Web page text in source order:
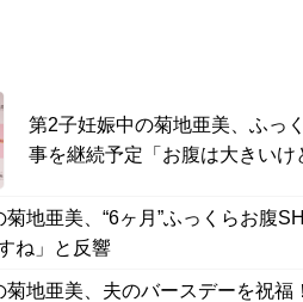
第2子妊娠中の菊地亜美、ふっ
事を継続予定「お腹は大きいけ
地亜美、“6ヶ月”ふっくらお腹
ね」と反響
菊地亜美、夫のバースデーを祝